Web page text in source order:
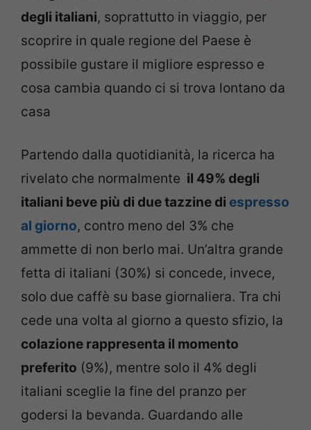
degli italiani, soprattutto in viaggio, per
scoprire in quale regione del Paese è
possibile gustare il migliore espresso e
cosa cambia quando ci si trova lontano da
casa
Partendo dalla quotidianità, la ricerca ha
rivelato che normalmente il 49% degli
italiani beve più di due tazzine di espresso
al giorno, contro meno del 3% che
ammette di non berlo mai. Un’altra grande
fetta di italiani (30%) si concede, invece,
solo due caffè su base giornaliera. Tra chi
cede una volta al giorno a questo sfizio, la
colazione rappresenta il momento
preferito (9%), mentre solo il 4% degli
italiani sceglie la fine del pranzo per
godersi la bevanda. Guardando alle